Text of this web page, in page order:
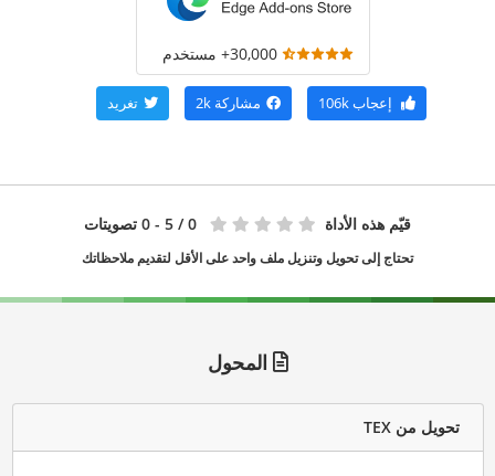
30,000+ مستخدم
إعجاب106k مشاركة 2k تغريد
قيّم هذه الأداة 0 / 5 - 0 تصويتات
تحتاج إلى تحويل وتنزيل ملف واحد على الأقل لتقديم ملاحظاتك
المحول
تحويل من TEX